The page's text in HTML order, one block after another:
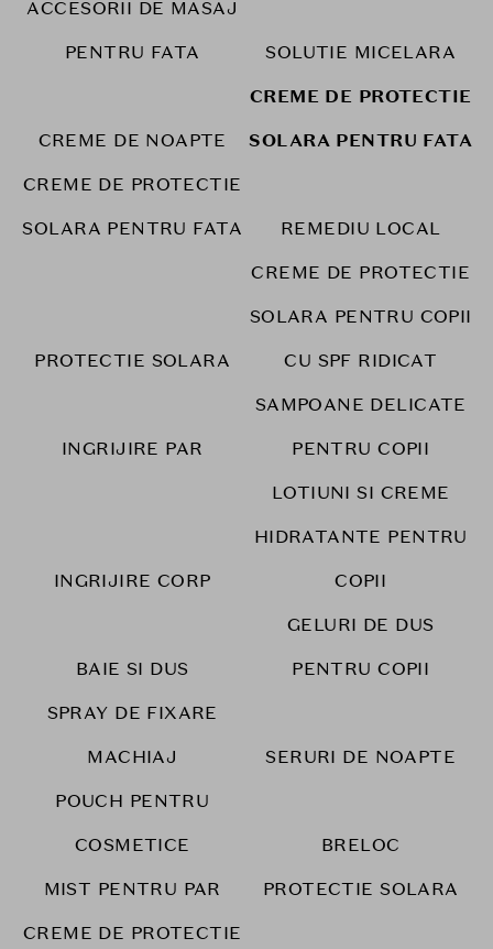
ACCESORII DE MASAJ
PENTRU FATA
SOLUTIE MICELARA
CREME DE NOAPTE
CREME DE PROTECTIE
SOLARA PENTRU FATA
CREME DE PROTECTIE
SOLARA PENTRU FATA
REMEDIU LOCAL
PROTECTIE SOLARA
CREME DE PROTECTIE
SOLARA PENTRU COPII
CU SPF RIDICAT
INGRIJIRE PAR
SAMPOANE DELICATE
PENTRU COPII
INGRIJIRE CORP
LOTIUNI SI CREME
HIDRATANTE PENTRU
COPII
BAIE SI DUS
GELURI DE DUS
PENTRU COPII
SPRAY DE FIXARE
MACHIAJ
SERURI DE NOAPTE
POUCH PENTRU
COSMETICE
BRELOC
MIST PENTRU PAR
PROTECTIE SOLARA
CREME DE PROTECTIE